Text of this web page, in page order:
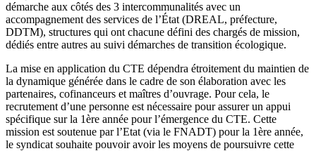
démarche aux côtés des 3 intercommunalités avec un
accompagnement des services de l’État (DREAL, préfecture,
DDTM), structures qui ont chacune défini des chargés de mission,
dédiés entre autres au suivi démarches de transition écologique.
La mise en application du CTE dépendra étroitement du maintien de
la dynamique générée dans le cadre de son élaboration avec les
partenaires, cofinanceurs et maîtres d’ouvrage. Pour cela, le
recrutement d’une personne est nécessaire pour assurer un appui
spécifique sur la 1ère année pour l’émergence du CTE. Cette
mission est soutenue par l’Etat (via le FNADT) pour la 1ère année,
le syndicat souhaite pouvoir avoir les moyens de poursuivre cette